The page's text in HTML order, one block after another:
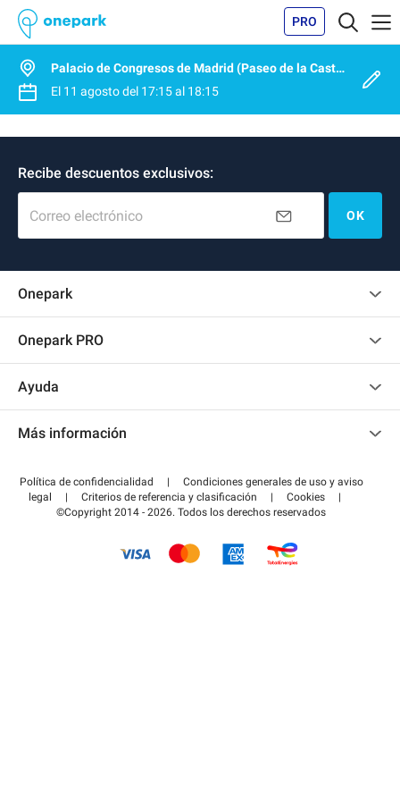
PRO
Palacio de Congresos de Madrid (Paseo de la Castellana)
El 11 agostodel 17:15al 18:15
Recibe descuentos exclusivos:
Correo electrónico OK
Onepark
Onepark PRO
Convertirse en colaborador
Acceder a mi área de colaborador
Ayuda
Pagar el aparcamiento FLOW
Más información
Guía de estacionamiento
Política de confidencialidad |
Condiciones generales de uso y aviso
legal
| Criterios de referencia y clasificación | Cookies
|
©Copyright 2014 - 2026. Todos los derechos reservados